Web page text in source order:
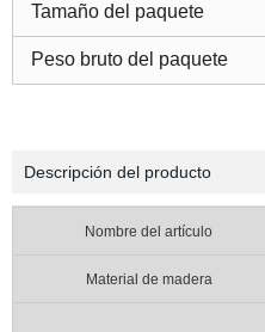
Tamaño del paquete
Peso bruto del paquete
Descripción del producto
Nombre del artículo
Material de madera